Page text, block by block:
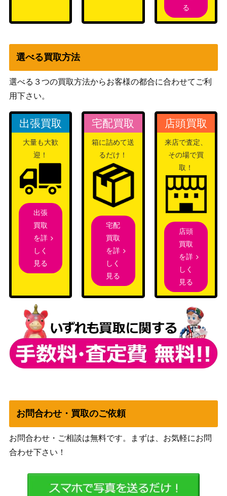
デーション
ズ）
I]《日》
し洞窟）
大修道士、エリシュ・ノーン/Elesh N
orn, Grand Cenobite【NPH】《日》
ファイレク
濁浪の執政/Murktide Regent[MH2]
《日》
（モダンホ
ライゾン2）
2,700
[Foil]孔蹄のビヒモス/Craterhoof Behe
moth ハロー・Foil[TDM-BF]《日》
ズ・オブ・
（タルキー
4,000
呪文捕らえ/Spell Queller【EMN】
（異界月）
070 全知/Omniscience[WOT]《日》
インの森 お
とぎ話）
2,200
ジェトミアの庭 / Jetmir’s Garden ボ
Wizards
（ニューカ
1,000
［Foil］連門の小道/Hengegate Pathw
ay ボーダレス 【KHM-BF】
イム）
災火のドラゴン/Balefire Dragon【IS
ラード）
る
選べる買取方法
選べる３つの買取方法からお客様の都合に合わせてご利
用下さい。
出張買取
大量も大歓
迎！
出張
買取
を詳
しく
見る
宅配買取
箱に詰めて送
るだけ！
宅配
買取
を詳
しく
見る
店頭買取
来店で査定、
その場で買
取！
店頭
買取
を詳
しく
見る
お問合わせ・買取のご依頼
お問合わせ・ご相談は無料です。まずは、お気軽にお問
合わせ下さい！